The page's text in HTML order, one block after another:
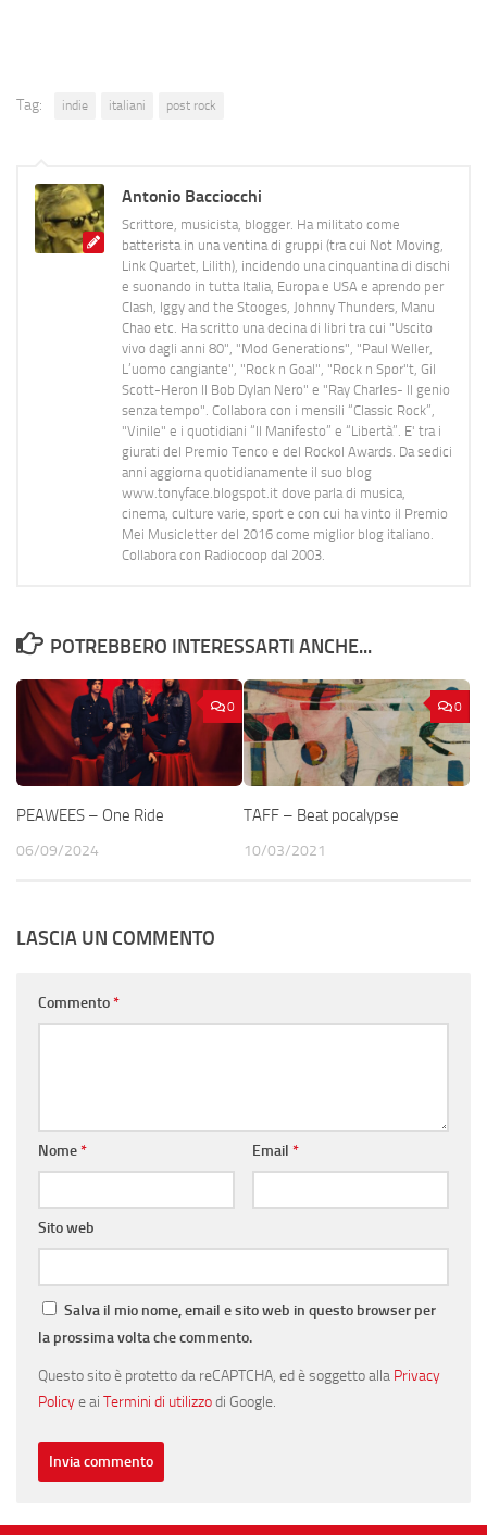
Tag: indie italiani post rock
Antonio Bacciocchi
Scrittore, musicista, blogger. Ha militato come
batterista in una ventina di gruppi (tra cui Not Moving,
Link Quartet, Lilith), incidendo una cinquantina di dischi
e suonando in tutta Italia, Europa e USA e aprendo per
Clash, Iggy and the Stooges, Johnny Thunders, Manu
Chao etc. Ha scritto una decina di libri tra cui "Uscito
vivo dagli anni 80", "Mod Generations", "Paul Weller,
L’uomo cangiante", "Rock n Goal", "Rock n Spor"t, Gil
Scott-Heron Il Bob Dylan Nero" e "Ray Charles- Il genio
senza tempo". Collabora con i mensili “Classic Rock”,
"Vinile" e i quotidiani “Il Manifesto” e “Libertà”. E' tra i
giurati del Premio Tenco e del Rockol Awards. Da sedici
anni aggiorna quotidianamente il suo blog
www.tonyface.blogspot.it dove parla di musica,
cinema, culture varie, sport e con cui ha vinto il Premio
Mei Musicletter del 2016 come miglior blog italiano.
Collabora con Radiocoop dal 2003.
POTREBBERO INTERESSARTI ANCHE...
0
PEAWEES – One Ride
06/09/2024
0
TAFF – Beat pocalypse
10/03/2021
LASCIA UN COMMENTO
Commento*
Nome* Email *
Sito web
Salva il mio nome, email e sito web in questo browser per
la prossima volta che commento.
Questo sito è protetto da reCAPTCHA, ed è soggetto alla Privacy
Policye ai Termini di utilizzodi Google.